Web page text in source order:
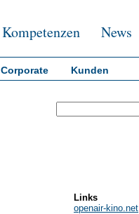
News
Kompetenzen
Corporate Kunden
Links
openair-kino.net